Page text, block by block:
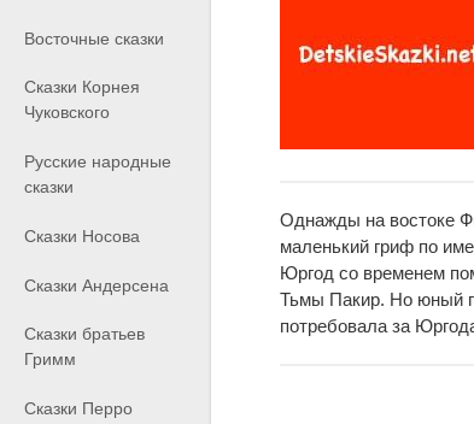
Восточные сказки
Сказки Корнея
Чуковского
Русские народные
сказки
Сказки Носова
Сказки Андерсена
Сказки братьев
Гримм
Сказки Перро
Однажды на востоке
маленький гриф по
Юргод со временем
Тьмы Пакир. Но юный
потребовала за